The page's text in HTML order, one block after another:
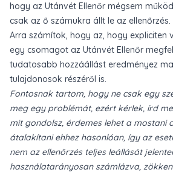
hogy az Utánvét Ellenőr mégsem
csak az ő számukra állt le az ellenőrzés.
Arra számítok, hogy az, hogy expliciten
egy csomagot az Utánvét Ellenőr
tudatosabb hozzáállást eredményez
tulajdonosok részéről is.
Fontosnak tartom, hogy ne csak egy
meg egy problémát, ezért kérlek, írd
mit gondolsz, érdemes lehet a mostani
átalakítani ehhez hasonlóan, így az
nem az ellenőrzés teljes leállását
használatarányosan számlázva,